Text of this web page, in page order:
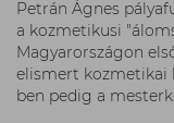
Petrán Ágnes
a kozmetikusi
Magyarországon
elismert kozmetikai
ben pedig a